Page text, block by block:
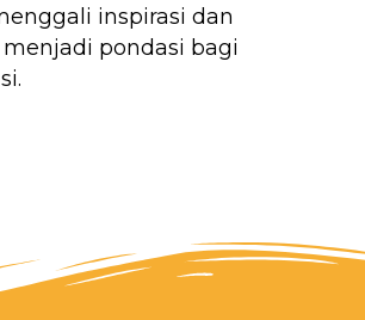
inspirasi dan
pondasi bagi